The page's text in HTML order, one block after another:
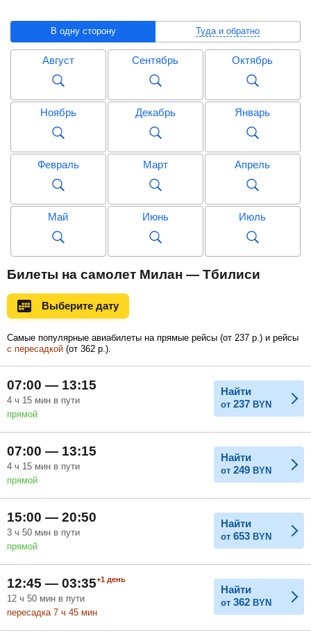
В одну сторону Туда и обратно
Август Сентябрь Октябрь
Ноябрь Декабрь Январь
Февраль Март Апрель
Май Июнь Июль
Сентябрь
Ноябрь
Билеты на самолет Милан — Тбилиси
Выберите дату
Самые популярные авиабилеты на прямые рейсы (от 237 р. ) и рейсы
с пересадкой (от 362 р. ).
07:00 — 13:15
4 ч 15 мин в пути
прямой
Найти
от 237 BYN
07:00 — 13:15
4 ч 15 мин в пути
прямой
Найти
от 249 BYN
15:00 — 20:50
3 ч 50 мин в пути
прямой
Найти
от 653 BYN
12:45 — 03:35+1 день
12 ч 50 мин в пути
пересадка 7 ч 45 мин
Найти
от 362 BYN